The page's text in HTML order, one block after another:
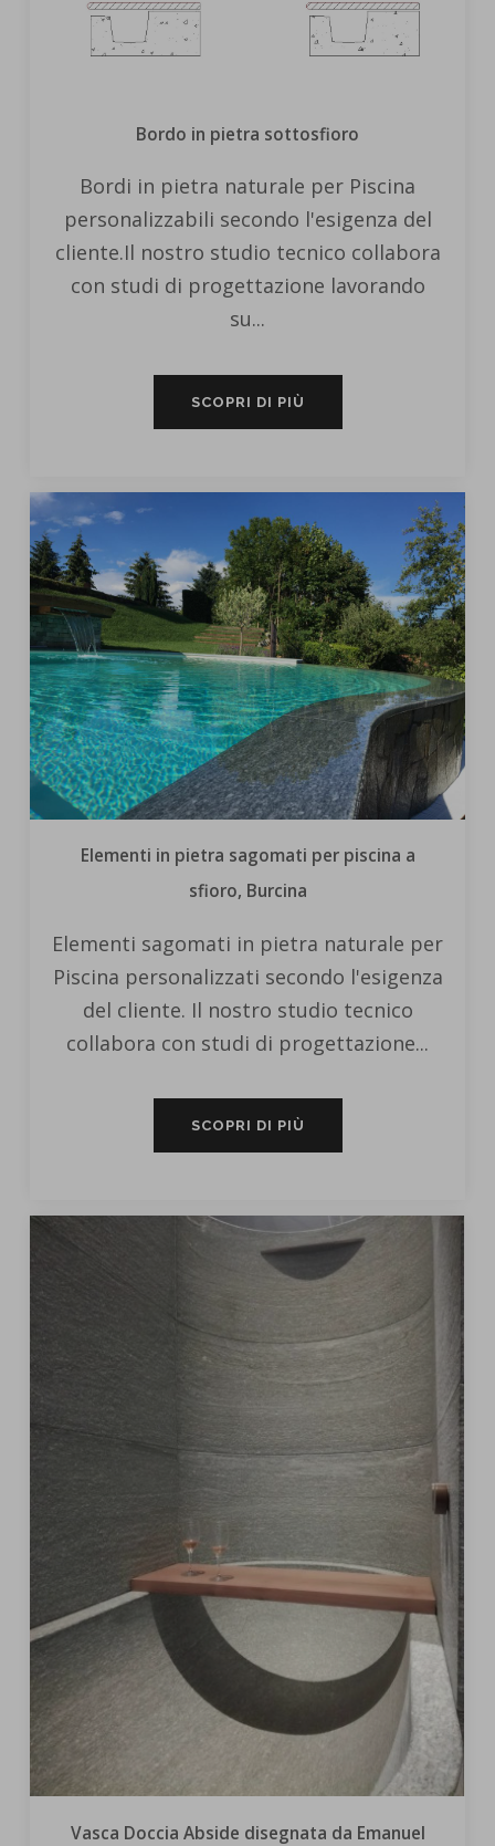
Bordo in pietra sottosfioro
Bordi in pietra naturale per Piscina
personalizzabili secondo l'esigenza del
cliente.Il nostro studio tecnico collabora
con studi di progettazione lavorando
su...
SCOPRI DI PIÙ
Elementi in pietra sagomati per piscina a
sfioro, Burcina
Elementi sagomati in pietra naturale per
Piscina personalizzati secondo l'esigenza
del cliente. Il nostro studio tecnico
collabora con studi di progettazione...
SCOPRI DI PIÙ
Vasca Doccia Abside disegnata da Emanuel